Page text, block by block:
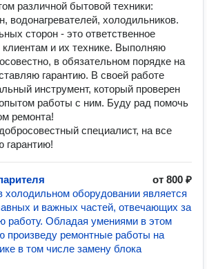
различной бытовой техники:
водонагревателей, холодильников.
сторон - это ответственное
и их технике. Выполняю
в обязательном порядке на
гарантию. В своей работе
инструмент, который проверен
работы с ним. Буду рад помочь
ремонта!
специалист, на все
гарантию!
от 800 ₽
холодильном оборудовании является
и важных частей, отвечающих за
работу. Обладая умениями в этом
произведу ремонтные работы на
в том числе замену блока